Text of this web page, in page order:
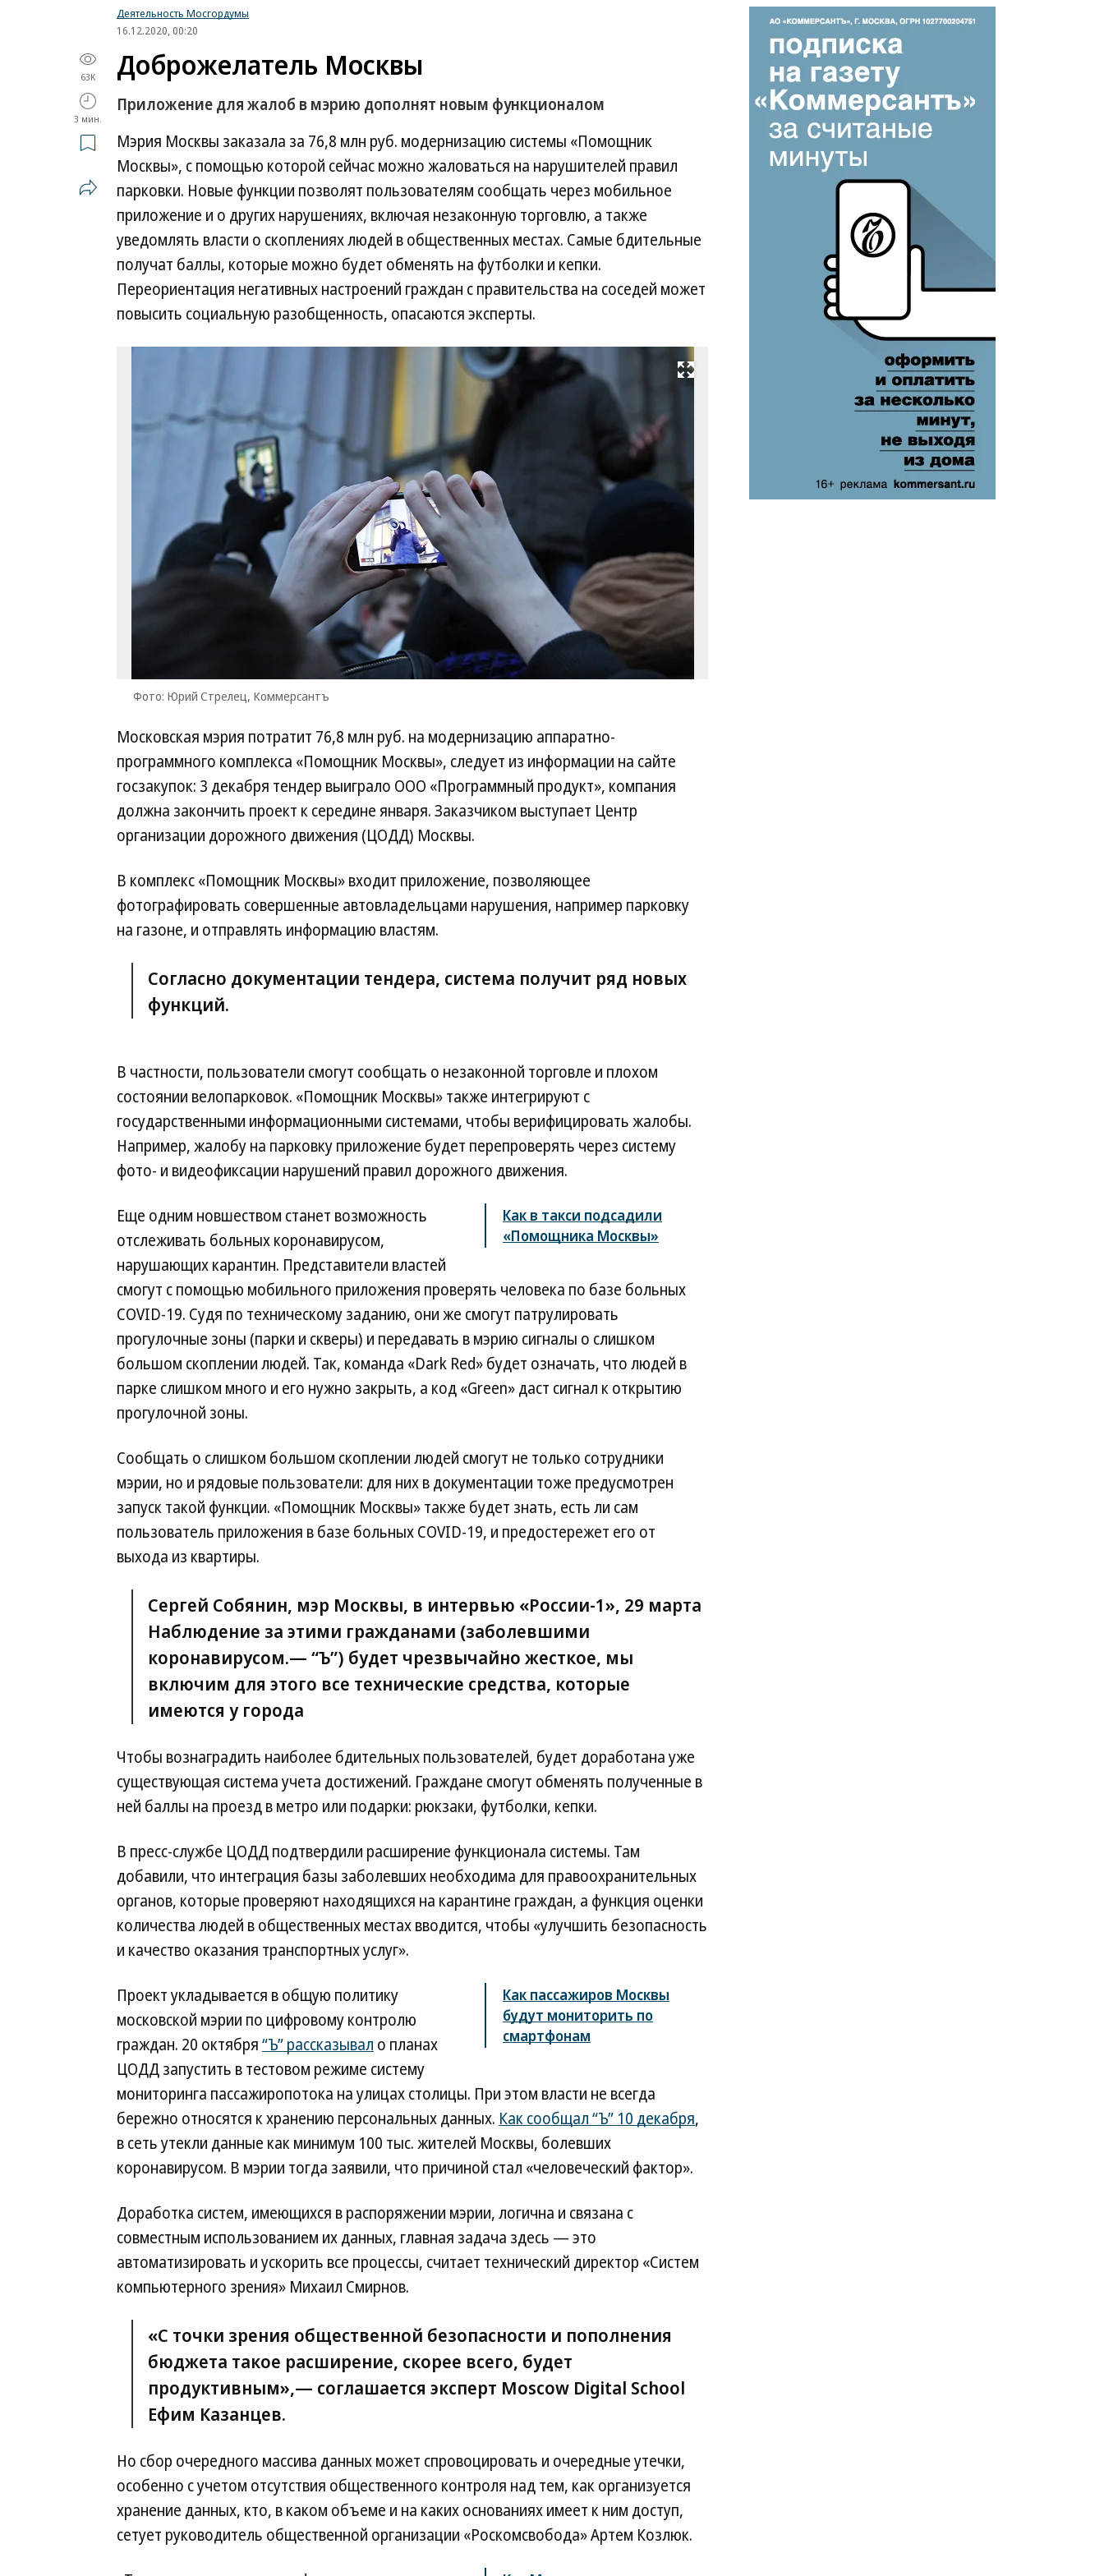
Деятельность Мосгордумы
16.12.2020, 00:20
63K
3 мин.
Доброжелатель Москвы
Приложение для жалоб в мэрию дополнят новым функционалом
Мэрия Москвы заказала за 76,8 млн руб. модернизацию системы «Помощник
Москвы», с помощью которой сейчас можно жаловаться на нарушителей правил
парковки. Новые функции позволят пользователям сообщать через мобильное
приложение и о других нарушениях, включая незаконную торговлю, а также
уведомлять власти о скоплениях людей в общественных местах. Самые бдительные
получат баллы, которые можно будет обменять на футболки и кепки.
Переориентация негативных настроений граждан с правительства на соседей может
повысить социальную разобщенность, опасаются эксперты.
Развернуть на весь экран
Фото: Юрий Стрелец, Коммерсантъ
Московская мэрия потратит 76,8 млн руб. на модернизацию аппаратно-
программного комплекса «Помощник Москвы», следует из информации на сайте
госзакупок: 3 декабря тендер выиграло ООО «Программный продукт», компания
должна закончить проект к середине января. Заказчиком выступает Центр
организации дорожного движения (ЦОДД) Москвы.
В комплекс «Помощник Москвы» входит приложение, позволяющее
фотографировать совершенные автовладельцами нарушения, например парковку
на газоне, и отправлять информацию властям.
Согласно документации тендера, система получит ряд новых
функций.
В частности, пользователи смогут сообщать о незаконной торговле и плохом
состоянии велопарковок. «Помощник Москвы» также интегрируют с
государственными информационными системами, чтобы верифицировать жалобы.
Например, жалобу на парковку приложение будет перепроверять через систему
фото- и видеофиксации нарушений правил дорожного движения.
Как в такси подсадили
«Помощника Москвы»
Еще одним новшеством станет возможность
отслеживать больных коронавирусом,
нарушающих карантин. Представители властей
смогут с помощью мобильного приложения проверять человека по базе больных
COVID-19. Судя по техническому заданию, они же смогут патрулировать
прогулочные зоны (парки и скверы) и передавать в мэрию сигналы о слишком
большом скоплении людей. Так, команда «Dark Red» будет означать, что людей в
парке слишком много и его нужно закрыть, а код «Green» даст сигнал к открытию
прогулочной зоны.
Сообщать о слишком большом скоплении людей смогут не только сотрудники
мэрии, но и рядовые пользователи: для них в документации тоже предусмотрен
запуск такой функции. «Помощник Москвы» также будет знать, есть ли сам
пользователь приложения в базе больных COVID-19, и предостережет его от
выхода из квартиры.
Сергей Собянин, мэр Москвы, в интервью «России-1», 29 марта
Наблюдение за этими гражданами (заболевшими
коронавирусом.— “Ъ”) будет чрезвычайно жесткое, мы
включим для этого все технические средства, которые
имеются у города
Чтобы вознаградить наиболее бдительных пользователей, будет доработана уже
существующая система учета достижений. Граждане смогут обменять полученные в
ней баллы на проезд в метро или подарки: рюкзаки, футболки, кепки.
В пресс-службе ЦОДД подтвердили расширение функционала системы. Там
добавили, что интеграция базы заболевших необходима для правоохранительных
органов, которые проверяют находящихся на карантине граждан, а функция оценки
количества людей в общественных местах вводится, чтобы «улучшить безопасность
и качество оказания транспортных услуг».
Как пассажиров Москвы
будут мониторить по
смартфонам
Проект укладывается в общую политику
московской мэрии по цифровому контролю
граждан. 20 октября“Ъ” рассказывал о планах
ЦОДД запустить в тестовом режиме систему
мониторинга пассажиропотока на улицах столицы. При этом власти не всегда
бережно относятся к хранению персональных данных. Как сообщал “Ъ” 10 декабря,
в сеть утекли данные как минимум 100 тыс. жителей Москвы, болевших
коронавирусом. В мэрии тогда заявили, что причиной стал «человеческий фактор».
Доработка систем, имеющихся в распоряжении мэрии, логична и связана с
совместным использованием их данных, главная задача здесь — это
автоматизировать и ускорить все процессы, считает технический директор «Систем
компьютерного зрения» Михаил Смирнов.
«С точки зрения общественной безопасности и пополнения
бюджета такое расширение, скорее всего, будет
продуктивным»,— соглашается эксперт Moscow Digital School
Ефим Казанцев.
Но сбор очередного массива данных может спровоцировать и очередные утечки,
особенно с учетом отсутствия общественного контроля над тем, как организуется
хранение данных, кто, в каком объеме и на каких основаниях имеет к ним доступ,
сетует руководитель общественной организации «Роскомсвобода» Артем Козлюк.